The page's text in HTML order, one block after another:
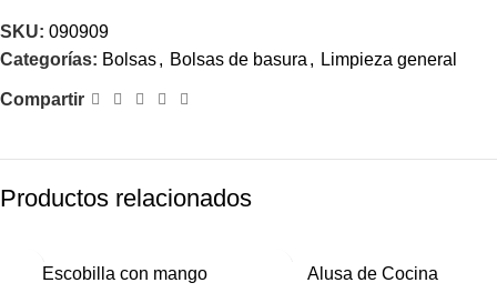
SKU: 090909
Categorías: Bolsas, Bolsas de basura , Limpieza general
Compartir
Productos relacionados
Escobilla con mango Alusa de Cocina